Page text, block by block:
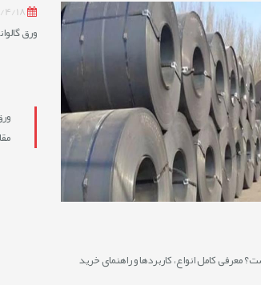
4/18
ورق
معرفی کامل انواع، کاربردها و راهنمای خرید